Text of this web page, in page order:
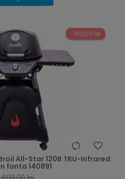
-100,00 lei
All-Star 120B TRU-Infrared
fonta 140891